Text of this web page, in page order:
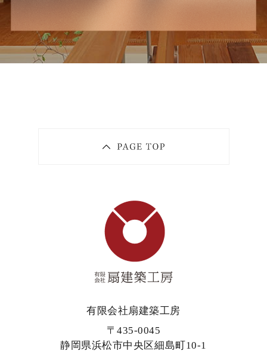
有限会社扇建築工房
〒435-0045
静岡県浜松市中央区細島町10-1